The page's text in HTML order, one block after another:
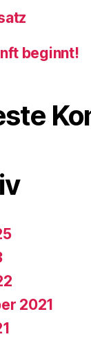
beginnt!
2021